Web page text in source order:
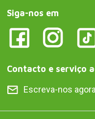
Siga-nos em
Contacto e serviço
Escreva-nos agora